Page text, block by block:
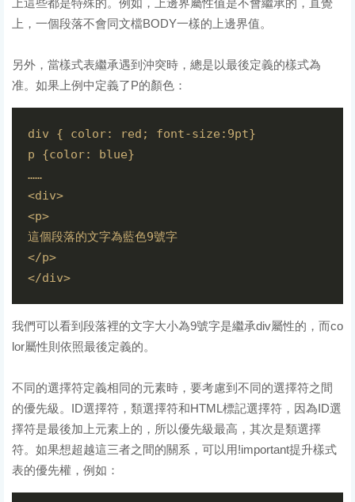
上這些都是特殊的。例如，上邊界屬性值是不會繼承的，直覺
上，一個段落不會同文檔BODY一樣的上邊界值。
另外，當樣式表繼承遇到沖突時，總是以最後定義的樣式為
准。如果上例中定義了P的顏色：
div { color: red; font-size:9pt}
p {color: blue}
……
<div>
<p>
這個段落的文字為藍色9號字
</p>
我們可以看到段落裡的文字大小為9號字是繼承div屬性的，而co
lor屬性則依照最後定義的。
不同的選擇符定義相同的元素時，要考慮到不同的選擇符之間
的優先級。ID選擇符，類選擇符和HTML標記選擇符，因為ID選
擇符是最後加上元素上的，所以優先級最高，其次是類選擇
符。如果想超越這三者之間的關系，可以用!important提升樣式
表的優先權，例如：